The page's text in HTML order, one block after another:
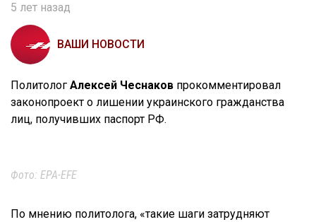
5 лет назад
ВАШИ НОВОСТИ
Политолог Алексей Чеснаков прокомментировал
законопроект о лишении украинского гражданства
лиц, получивших паспорт РФ.
Фото: EPA-EFE
По мнению политолога, «такие шаги затрудняют